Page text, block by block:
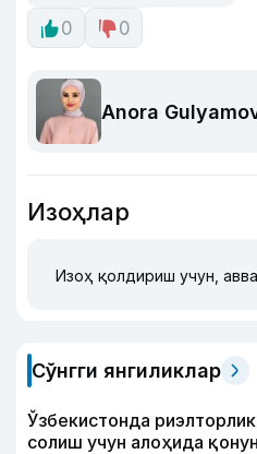
0
0
Anora
Изоҳлар
Изоҳ қолдириш учун,
Сўнгги янгиликлар
Ўзбекистонда
солиш учун алоҳида